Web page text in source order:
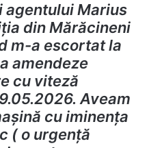
agentului Marius
din Mărăcineni
m-a escortat la
amendeze
cu viteză
Aveam
cu iminența
( o urgență